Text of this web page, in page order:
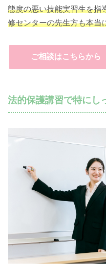
態度の悪い技能実習生を指
修センターの先生方も本当
ご相談はこちらから
法的保護講習で特にし